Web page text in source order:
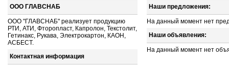
ООО ГЛАВСНАБ
ООО "ГЛАВСНАБ" реализует продукцию
РТИ, АТИ, Фторопласт, Капролон, Текстолит,
Гетинакс, Рукава, Электрокартон, КАОН,
АСБЕСТ.
Контактная информация
Наши предложения:
На данный момент нет
Наши объявления:
На данный момент нет